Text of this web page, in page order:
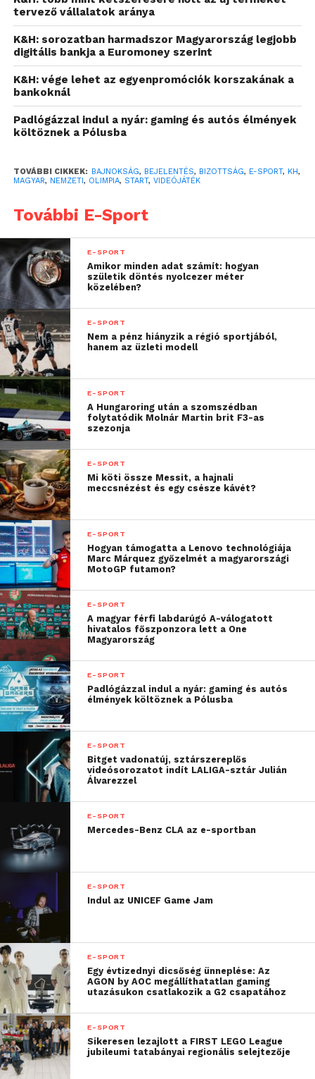
sportverseny létrehozását. Így az e-sport-játékosok
ötféle sportágban mérhetik majd össze erejüket
olimpiai licenc alapján. Hazánkban a K&H Magyar
Nemzeti E-sport Bajnokság is igazolja ezt a
szédületes fejlődést, ami az elmúlt 3 évben
végbement az e-sport ágazatban.
„Az elmúlt évek
fejlődésének részeként
harmadik alkalommal
indulhat el a Magyar
Nemzeti E-sport
Bajnokság és hogy
mindebben a K&H is aktív
szerepet vállalt.
Meggyőződésünk, hogy
az e-sport az
elkövetkezendő években
még ismertebbé és
elismertebbé válhat –
ezért is döntöttünk úgy 4
éve, hogy felkaroljuk a
hazai e-sportot. Az
MNEB-nek második éve
szponzorai, tesszük
mindezt azzal a
szándékkal, hogy ezáltal
még több az e-sportban
kibontakozni vágyó hazai
tehetséget
tervező vállalatok aránya
K&H: sorozatban harmadszor Magyarország legjobb
digitális bankja a Euromoney szerint
K&H: vége lehet az egyenpromóciók korszakának a
bankoknál
Padlógázzal indul a nyár: gaming és autós élmények
költöznek a Pólusba
TOVÁBBI CIKKEK: BAJNOKSÁG, BEJELENTÉS, BIZOTTSÁG, E-SPORT, KH,
MAGYAR, NEMZETI , OLIMPIA, START, VIDEÓJÁTÉK
További E-Sport
E-SPORT
Amikor minden adat számít: hogyan
születik döntés nyolcezer méter
közelében?
E-SPORT
Nem a pénz hiányzik a régió sportjából,
hanem az üzleti modell
E-SPORT
A Hungaroring után a szomszédban
folytatódik Molnár Martin brit F3-as
szezonja
E-SPORT
Mi köti össze Messit, a hajnali
meccsnézést és egy csésze kávét?
E-SPORT
Hogyan támogatta a Lenovo technológiája
Marc Márquez győzelmét a magyarországi
MotoGP futamon?
E-SPORT
A magyar férfi labdarúgó A-válogatott
hivatalos főszponzora lett a One
Magyarország
E-SPORT
Padlógázzal indul a nyár: gaming és autós
élmények költöznek a Pólusba
E-SPORT
Bitget vadonatúj, sztárszereplős
videósorozatot indít LALIGA-sztár Julián
Álvarezzel
E-SPORT
Mercedes-Benz CLA az e-sportban
E-SPORT
Indul az UNICEF Game Jam
E-SPORT
Egy évtizednyi dicsőség ünneplése: Az
AGON by AOC megállíthatatlan gaming
utazásukon csatlakozik a G2 csapatához
E-SPORT
Sikeresen lezajlott a FIRST LEGO League
jubileumi tatabányai regionális selejtezője